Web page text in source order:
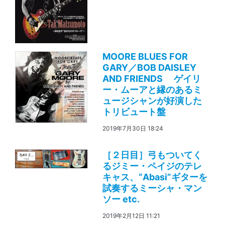
MOORE BLUES FOR
GARY／BOB DAISLEY
AND FRIENDS ゲイリ
ー・ムーアと縁のあるミ
ュージシャンが好演した
トリビュート盤
2019年7月30日 18:24
［２日目］弓もついてく
るジミー・ペイジのテレ
キャス、“Abasi”ギターを
試奏するミーシャ・マン
ソー etc.
2019年2月12日 11:21